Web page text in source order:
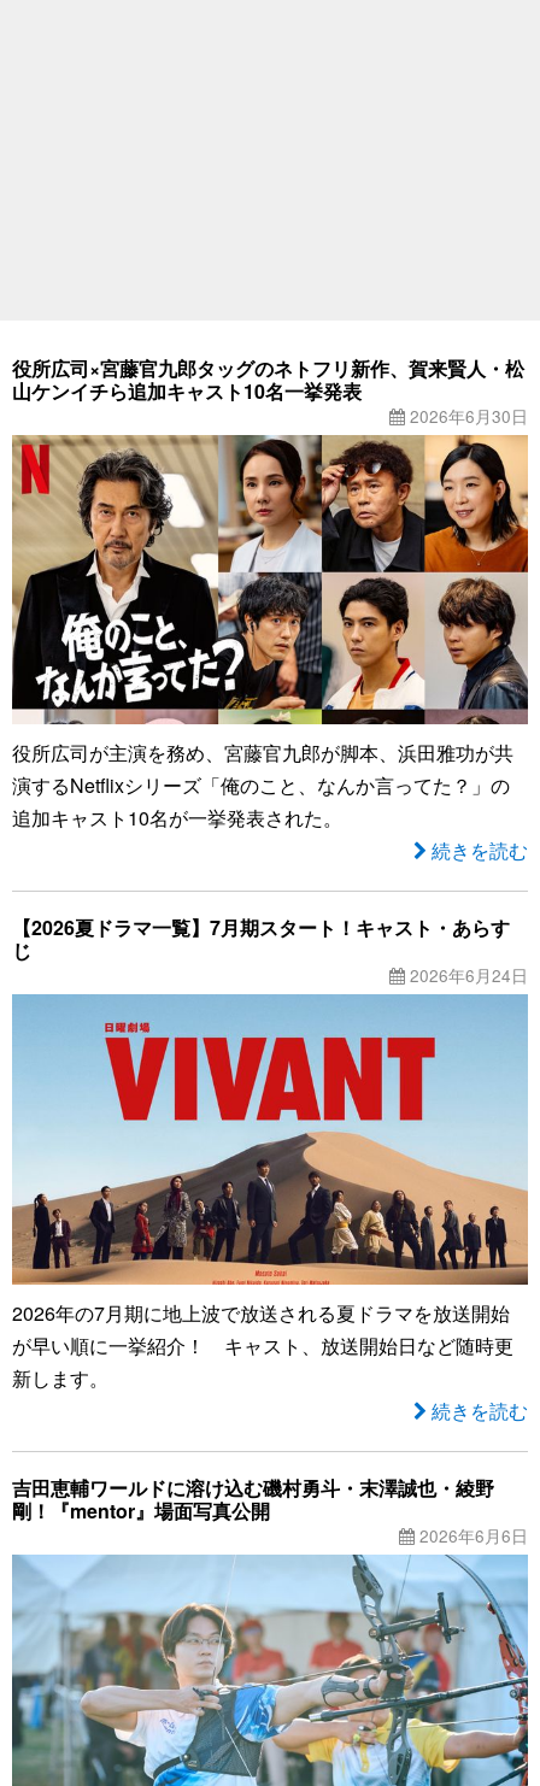
役所広司×宮藤官九郎タッグのネトフリ新作、賀来賢人・松
山ケンイチら追加キャスト10名一挙発表
2026年6月30日
役所広司が主演を務め、宮藤官九郎が脚本、浜田雅功が共
演するNetflixシリーズ「俺のこと、なんか言ってた？」の
追加キャスト10名が一挙発表された。
続きを読む
【2026夏ドラマ一覧】7月期スタート！キャスト・あらす
じ
2026年6月24日
2026年の7月期に地上波で放送される夏ドラマを放送開始
が早い順に一挙紹介！ キャスト、放送開始日など随時更
新します。
続きを読む
吉田恵輔ワールドに溶け込む磯村勇斗・末澤誠也・綾野
剛！『mentor』場面写真公開
2026年6月6日